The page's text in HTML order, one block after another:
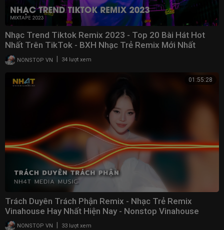
Nhạc Trend Tiktok Remix 2023 - Top 20 Bài Hát Hot
Nhất Trên TikTok - BXH Nhạc Trẻ Remix Mới Nhất
NONSTOP VN 34 lượt xem
01:55:28
Trách Duyên Trách Phận Remix - Nhạc Trẻ Remix
Vinahouse Hay Nhất Hiện Nay - Nonstop Vinahouse
2023NONSTOP VN 33 lượt xem